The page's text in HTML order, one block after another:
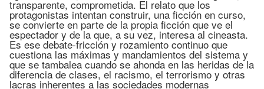
transparente, comprometida. El relato que los
protagonistas intentan construir, una ficción en curso,
se convierte en parte de la propia ficción que ve el
espectador y de la que, a su vez, interesa al cineasta.
Es ese debate-fricción y rozamiento continuo que
cuestiona las máximas y mandamientos del sistema y
que se tambalea cuando se ahonda en las heridas de la
diferencia de clases, el racismo, el terrorismo y otras
lacras inherentes a las sociedades modernas